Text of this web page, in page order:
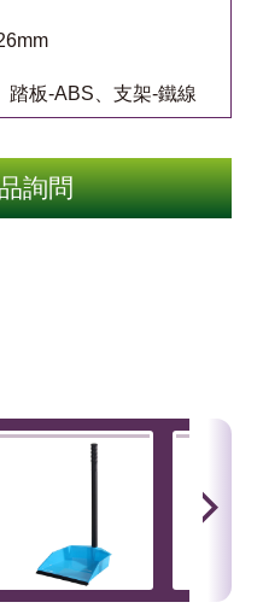
踏板-ABS、支架-鐵線
詢問